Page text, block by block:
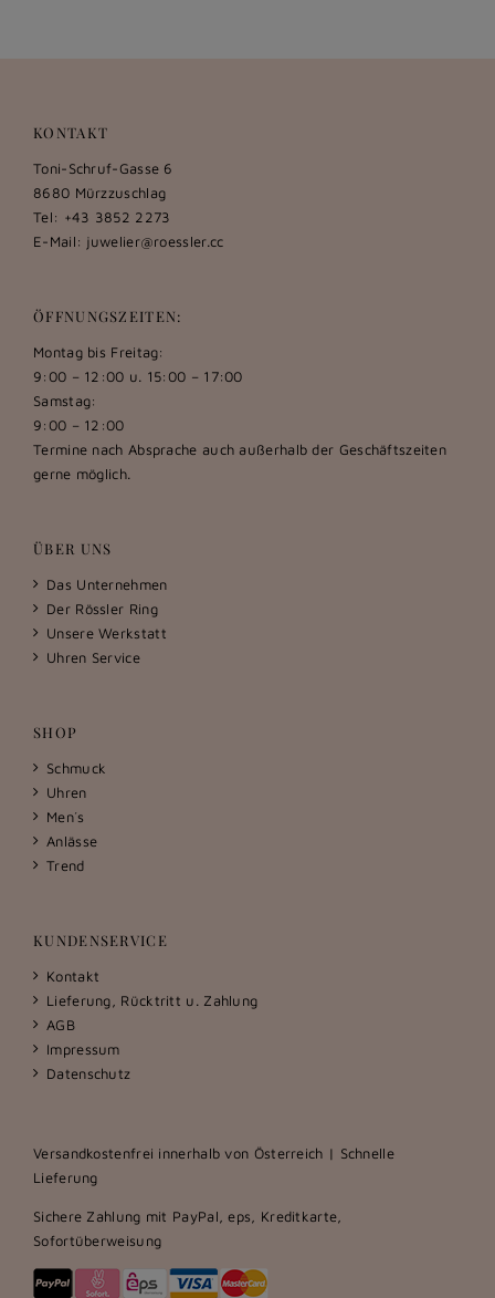
KONTAKT
Toni-Schruf-Gasse 6
8680 Mürzzuschlag
Tel: +43 3852 2273
E-Mail: juwelier@roessler.cc
ÖFFNUNGSZEITEN:
Montag bis Freitag:
9:00 – 12:00 u. 15:00 – 17:00
Samstag:
9:00 – 12:00
Termine nach Absprache auch außerhalb der Geschäftszeiten
gerne möglich.
ÜBER UNS
Das Unternehmen
Der Rössler Ring
Unsere Werkstatt
Uhren Service
SHOP
Schmuck
Uhren
Men´s
Anlässe
Trend
KUNDENSERVICE
Kontakt
Lieferung, Rücktritt u. Zahlung
AGB
Impressum
Datenschutz
Versandkostenfrei innerhalb von Österreich | Schnelle
Lieferung
Sichere Zahlung mit PayPal, eps, Kreditkarte,
Sofortüberweisung